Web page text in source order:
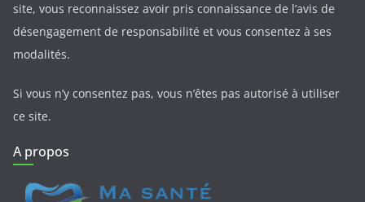
site, vous reconnaissez avoir pris connaissance de l’avis de
désengagement de responsabilité et vous consentez à ses
modalités.
Si vous n’y consentez pas, vous n’êtes pas autorisé à utiliser
ce site.
A propos